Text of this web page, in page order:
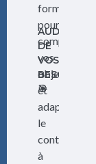
AUDIT
DE
VOS
BESOINS
🎯
formation
pour
comprendre
vos
objectifs
et
adapter
le
contenu
à